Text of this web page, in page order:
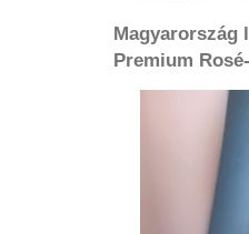
Magyarország
Premium